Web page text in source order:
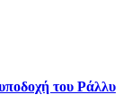
του Ράλλυ